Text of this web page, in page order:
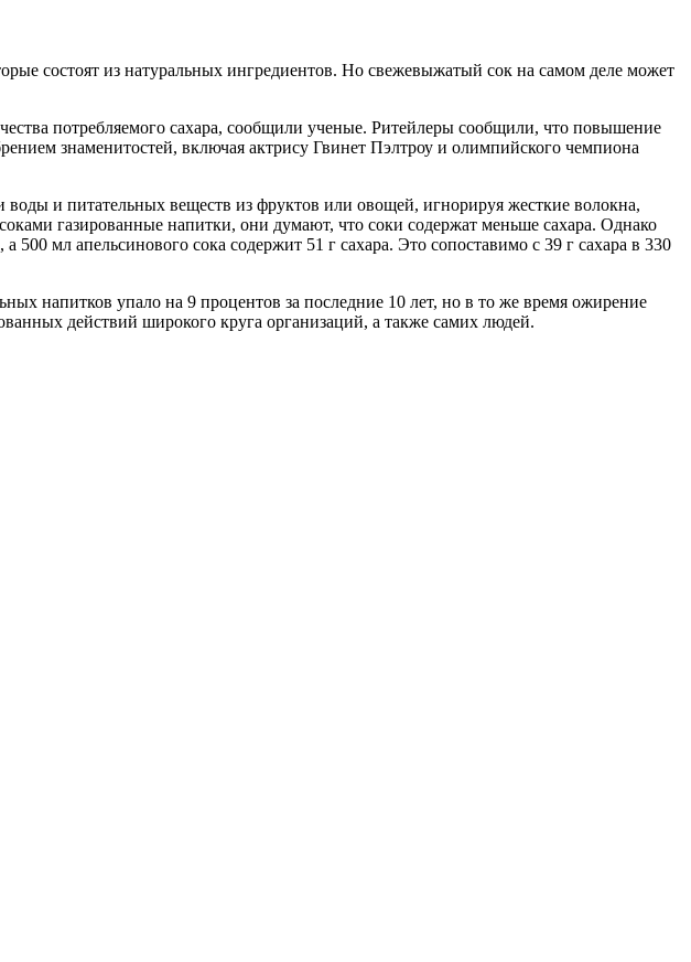
состоят из натуральных ингредиентов. Но свежевыжатый сок на самом деле может
потребляемого сахара, сообщили ученые. Ритейлеры сообщили, что повышение
знаменитостей, включая актрису Гвинет Пэлтроу и олимпийского чемпиона
и питательных веществ из фруктов или овощей, игнорируя жесткие волокна,
газированные напитки, они думают, что соки содержат меньше сахара. Однако
мл апельсинового сока содержит 51 г сахара. Это сопоставимо с 39 г сахара в 330
напитков упало на 9 процентов за последние 10 лет, но в то же время ожирение
действий широкого круга организаций, а также самих людей.